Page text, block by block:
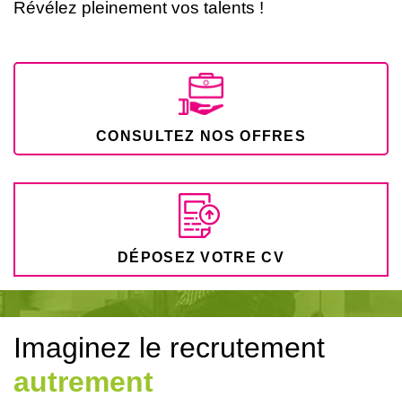
Révélez pleinement vos talents !
CONSULTEZ NOS OFFRES
DÉPOSEZ VOTRE CV
Imaginez le recrutement
autrement